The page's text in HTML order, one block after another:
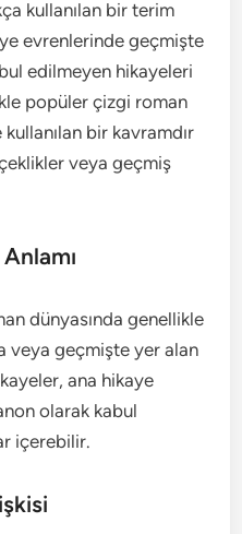
kullanılan bir terim
evrenlerinde geçmişte
edilmeyen hikayeleri
popüler çizgi roman
bir kavramdır
veya geçmiş
dünyasında genellikle
veya geçmişte yer alan
ana hikaye
olarak kabul
içerebilir.